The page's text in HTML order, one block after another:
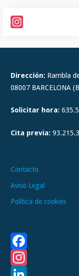
n
t
a
r
m
Dirección: Rambla
08007 BARCELONA
Solicitar hora:
Cita previa:
Contacto
Aviso Legal
Política de cookies
F
a